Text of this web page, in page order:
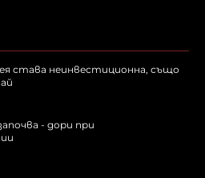
става неинвестиционна, също
- дори при